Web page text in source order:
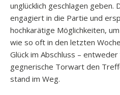
unglücklich geschlagen
engagiert in die Partie und
hochkarätige Möglichkeiten,
wie so oft in den letzten
Glück im Abschluss –
gegnerische Torwart den
stand im Weg.